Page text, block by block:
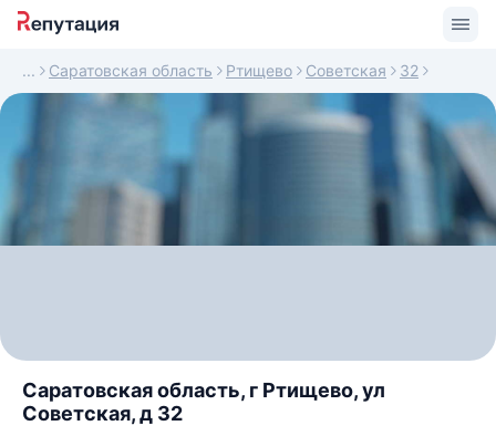
Саратовская область Ртищево Советская 32
Саратовская область, г Ртищево, ул
Советская, д 32